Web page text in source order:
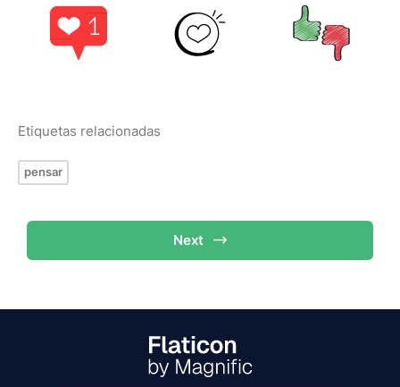
Etiquetas relacionadas
pensar
Next